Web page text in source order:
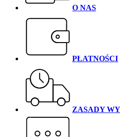
O NAS
PŁATNOŚCI
ZASADY